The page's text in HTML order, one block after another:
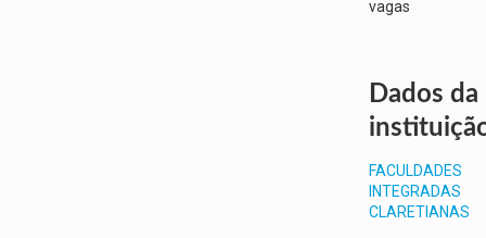
vagas
Dados da
FACULDADES
INTEGRADAS
CLARETIANAS